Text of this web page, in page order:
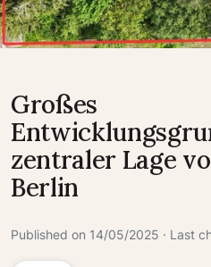
Großes
zentraler Lage
Berlin
Published on 14/05/2025 · Last